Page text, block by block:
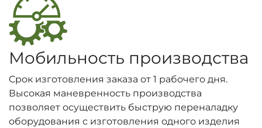
Мобильность производства
Срок изготовления заказа от 1 рабочего дня.
Высокая маневренность производства
позволяет осуществить быструю переналадку
оборудования с изготовления одного изделия